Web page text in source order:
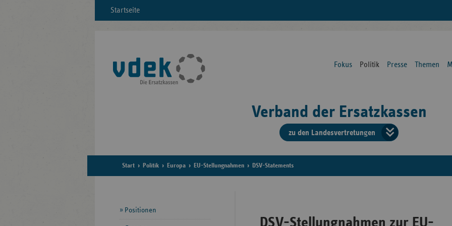
Startseite
Fokus Politik Presse Themen
Verband der Ersatzkassen
zu den Landesvertretungen
der
Start Politik Europa EU-Stellungnahmen DSV-Statements
DSV-Stellungnahmen zur EU-
Seitennavigation
Positionen